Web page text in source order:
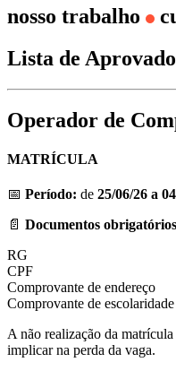
nosso trabalho
Lista de
Operador de
MATRÍCULA
📅 Período: de 25/06/26 a
📄 Documentos
RG
CPF
Comprovante de endereço
Comprovante de escolaridade
A não realização da
implicar na perda da vaga.